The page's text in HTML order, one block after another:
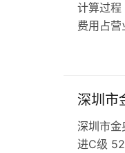
计算过
费用占
深圳市
深圳市
进C级